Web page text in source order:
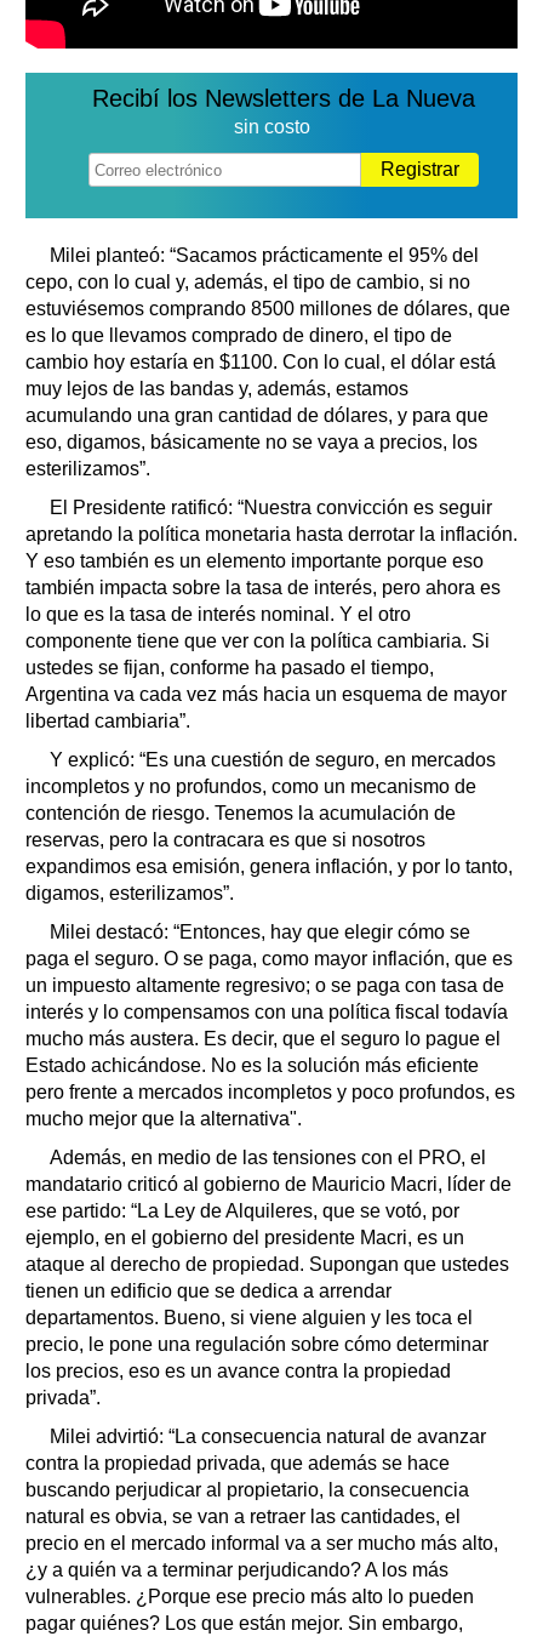
Recibí los Newsletters de La Nueva
sin costo
Registrar
Milei planteó: “Sacamos prácticamente el 95% del
cepo, con lo cual y, además, el tipo de cambio, si no
estuviésemos comprando 8500 millones de dólares, que
es lo que llevamos comprado de dinero, el tipo de
cambio hoy estaría en $1100. Con lo cual, el dólar está
muy lejos de las bandas y, además, estamos
acumulando una gran cantidad de dólares, y para que
eso, digamos, básicamente no se vaya a precios, los
esterilizamos”.
El Presidente ratificó: “Nuestra convicción es seguir
apretando la política monetaria hasta derrotar la inflación.
Y eso también es un elemento importante porque eso
también impacta sobre la tasa de interés, pero ahora es
lo que es la tasa de interés nominal. Y el otro
componente tiene que ver con la política cambiaria. Si
ustedes se fijan, conforme ha pasado el tiempo,
Argentina va cada vez más hacia un esquema de mayor
libertad cambiaria”.
Y explicó: “Es una cuestión de seguro, en mercados
incompletos y no profundos, como un mecanismo de
contención de riesgo. Tenemos la acumulación de
reservas, pero la contracara es que si nosotros
expandimos esa emisión, genera inflación, y por lo tanto,
digamos, esterilizamos”.
Milei destacó: “Entonces, hay que elegir cómo se
paga el seguro. O se paga, como mayor inflación, que es
un impuesto altamente regresivo; o se paga con tasa de
interés y lo compensamos con una política fiscal todavía
mucho más austera. Es decir, que el seguro lo pague el
Estado achicándose. No es la solución más eficiente
pero frente a mercados incompletos y poco profundos, es
mucho mejor que la alternativa".
Además, en medio de las tensiones con el PRO, el
mandatario criticó al gobierno de Mauricio Macri, líder de
ese partido: “La Ley de Alquileres, que se votó, por
ejemplo, en el gobierno del presidente Macri, es un
ataque al derecho de propiedad. Supongan que ustedes
tienen un edificio que se dedica a arrendar
departamentos. Bueno, si viene alguien y les toca el
precio, le pone una regulación sobre cómo determinar
los precios, eso es un avance contra la propiedad
privada”.
Milei advirtió: “La consecuencia natural de avanzar
contra la propiedad privada, que además se hace
buscando perjudicar al propietario, la consecuencia
natural es obvia, se van a retraer las cantidades, el
precio en el mercado informal va a ser mucho más alto,
¿y a quién va a terminar perjudicando? A los más
vulnerables. ¿Porque ese precio más alto lo pueden
pagar quiénes? Los que están mejor. Sin embargo,